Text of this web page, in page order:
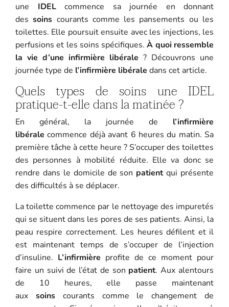
une IDELcommence sa journée en donnant
dessoins courants comme les pansements ou les
toilettes. Elle poursuit ensuite avec les injections, les
perfusions et les soins spécifiques.À quoi ressemble
la vie d’une infirmière libérale ? Découvrons une
journée type de l’infirmière libérale dans cet article.
Quels types de soins une IDEL
pratique-t-elle dans la matinée ?
En général, la journée de l’infirmière
libérale commence déjà avant 6 heures du matin. Sa
première tâche à cette heure ? S’occuper des toilettes
des personnes à mobilité réduite. Elle va donc se
rendre dans le domicile de son patientqui présente
des difficultés à se déplacer.
La toilette commence par le nettoyage des impuretés
qui se situent dans les pores de ses patients. Ainsi, la
peau respire correctement. Les heures défilent et il
est maintenant temps de s’occuper de l’injection
d’insuline. L’infirmière profite de ce moment pour
faire un suivi de l’état de son patient. Aux alentours
de 10 heures, elle passe maintenant
aux soinscourants comme le changement de